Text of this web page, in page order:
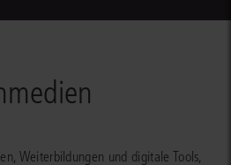
Weiterbildungen und digitale Tools,